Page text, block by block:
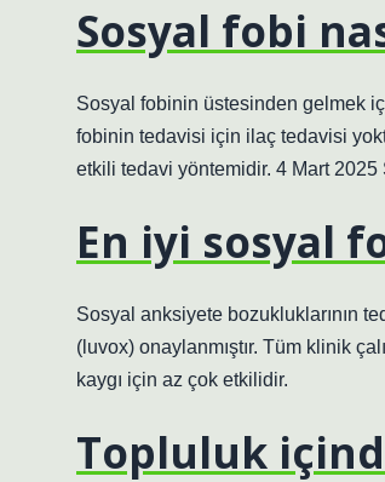
Sosyal fobi
Sosyal fobinin üstesinden gelmek
fobinin tedavisi için ilaç tedavisi
etkili tedavi yöntemidir. 4 Mart
En iyi sosyal
Sosyal anksiyete bozukluklarının
(luvox) onaylanmıştır. Tüm klinik
kaygı için az çok etkilidir.
Topluluk